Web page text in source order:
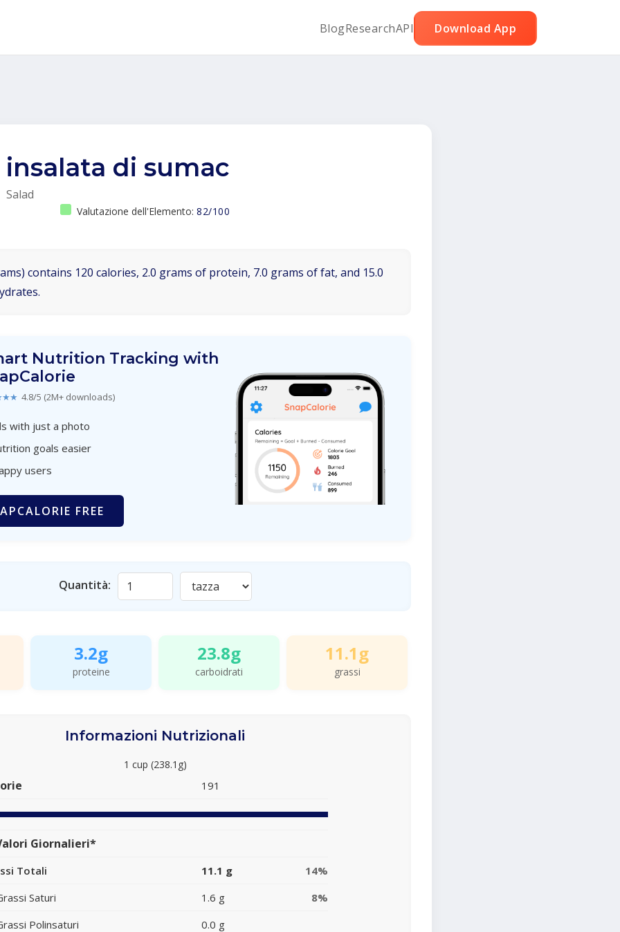
BlogResearchAPI Download App
insalata di sumac
Salad
Valutazione dell'Elemento: 82/100
contains 120 calories, 2.0 grams of protein, 7.0 grams of fat, and 15.0
Nutrition Tracking with
4.8/5 (2M+ downloads)
with just a photo
goals easier
users
FREE
Quantità:
3.2g
proteine
23.8g
carboidrati
11.1g
grassi
Informazioni Nutrizionali
1 cup (238.1g)
191
Giornalieri*
Totali 11.1 g
14%
Saturi
1.6 g
8%
Polinsaturi
0.0 g